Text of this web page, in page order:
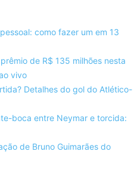
como fazer um em 13
de R$ 135 milhões nesta
vivo
Detalhes do gol do Atlético-
boca entre Neymar e torcida:
de Bruno Guimarães do